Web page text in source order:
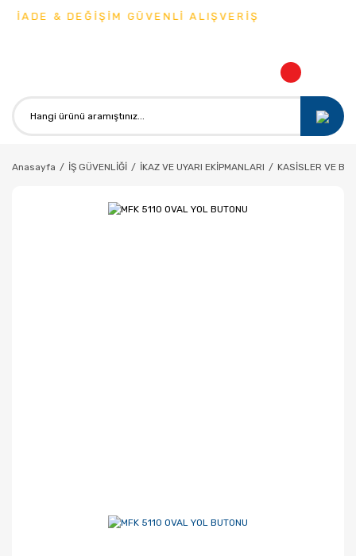
İADE & DEĞİŞİM GÜVENLİ ALIŞVERİŞ
Anasayfa İŞ GÜVENLİĞİ İKAZ VE UYARI EKİPMANLARI KASİSLER VE